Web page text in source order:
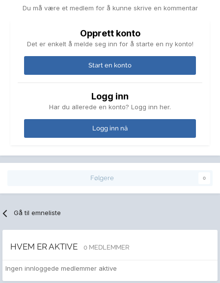
Du må være et medlem for å kunne skrive en kommentar
Opprett konto
Det er enkelt å melde seg inn for å starte en ny konto!
Start en konto
Logg inn
Har du allerede en konto? Logg inn her.
Logg inn nå
Følgere 0
Gå til emneliste
HVEM ER AKTIVE 0 MEDLEMMER
Ingen innloggede medlemmer aktive